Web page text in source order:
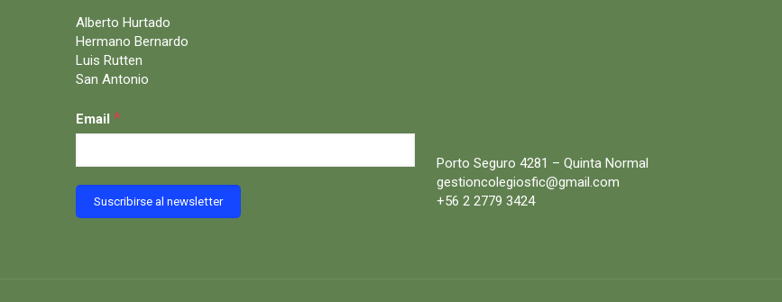
Alberto Hurtado
Hermano Bernardo
Luis Rutten
San Antonio
Email *
Porto Seguro 4281 – Quinta Normal
gestioncolegiosfic@gmail.com
+56 2 2779 3424